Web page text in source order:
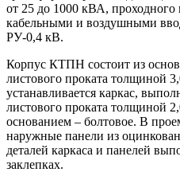
от 25 до 1000 кВА, проходного
кабельными и воздушными
РУ-0,4 кВ.
Корпус КТПН состоит из
листового проката толщиной
устанавливается каркас,
листового проката толщиной
основанием – болтовое. В
наружные панели из
деталей каркаса и панелей
заклепках.